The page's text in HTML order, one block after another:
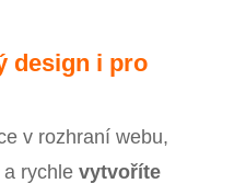
design i pro
v rozhraní webu,
rychle vytvoříte